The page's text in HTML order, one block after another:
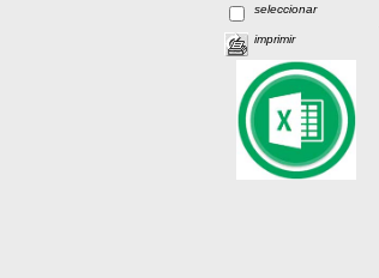
seleccionar
imprimir